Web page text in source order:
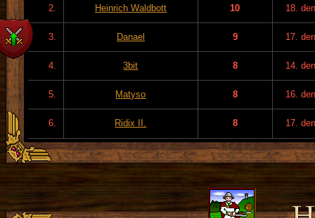
2. Heinrich Waldbott 10 18.
3. Danael 9 17.
4. 3bit 8 14.
5. Matyso 8 16.
6. Ridix II. 8 17.